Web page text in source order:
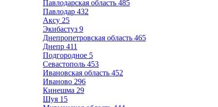
Павлодарская область 485
Павлодар 432
Аксу 25
Экибастуз 9
Днепропетровская область 465
Днепр 411
Подгородное 5
Севастополь 453
Ивановская область 452
Иваново 296
Кинешма 29
Шуя 15